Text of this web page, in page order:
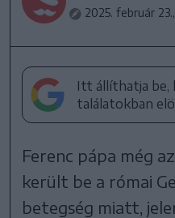
2025. február
Itt állíthatja be,
találatokban
Ferenc pápa még
került be a római
betegség miatt,